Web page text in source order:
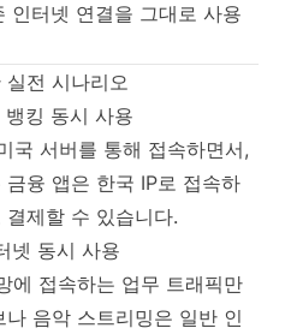
인터넷 연결을 그대로 사용
전 시나리오
킹 동시 사용
국 서버를 통해 접속하면서,
융 앱은 한국 IP로 접속하
제할 수 있습니다.
넷 동시 사용
에 접속하는 업무 트래픽만
음악 스트리밍은 일반 인